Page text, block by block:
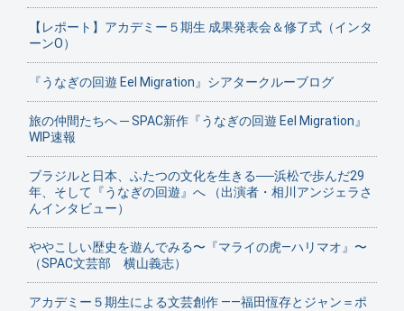
【レポート】アカデミー５期生 成果発表会＆修了式（インタ
ーンO）
『うなぎの回遊 Eel Migration』シアタークルーブログ
旅の仲間たちへ ─ SPAC新作『うなぎの回遊 Eel Migration』
WIP速報
ブラジルと日本、ふたつの文化を生きる──浜松で歩んだ29
年、そして『うなぎの回遊』へ （出演者・相川アンジェラさ
んインタビュー）
ややこしい歴史を遊んでみる〜『マライの虎—ハリマオ』〜
（SPAC文芸部 横山義志）
アカデミー５期生による文芸創作 ——福田恆存とジャン＝ポ